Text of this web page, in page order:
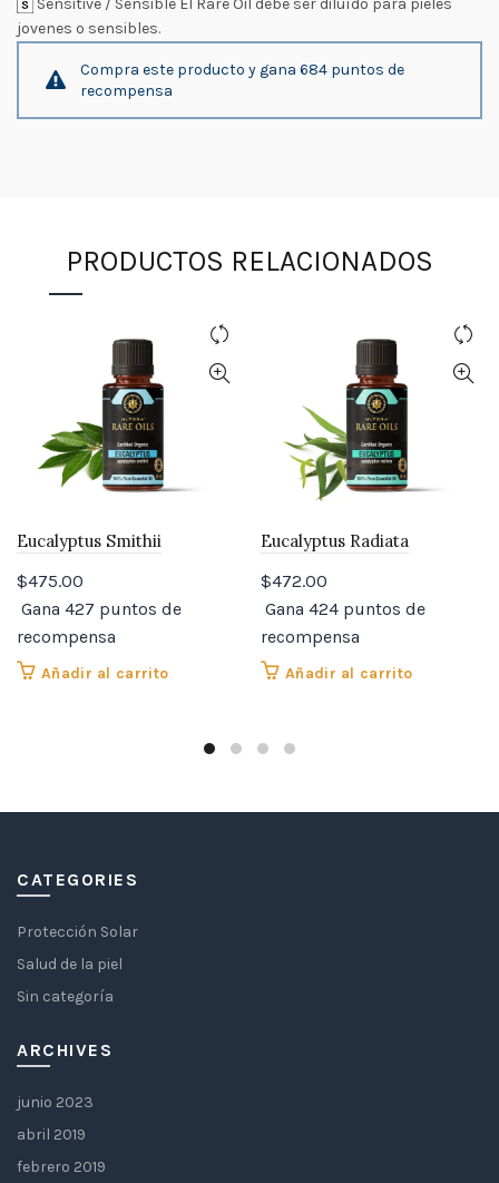
jovenes o sensibles.
Compra este producto y gana 684 puntos de
recompensa
PRODUCTOS RELACIONADOS
Eucalyptus Smithii
$475.00
Gana 427 puntos de
recompensa
Añadir al carrito
Eucalyptus Radiata
$472.00
Gana 424 puntos de
recompensa
Añadir al carrito
CATEGORIES
Protección Solar
Salud de la piel
Sin categoría
ARCHIVES
junio 2023
abril 2019
febrero 2019